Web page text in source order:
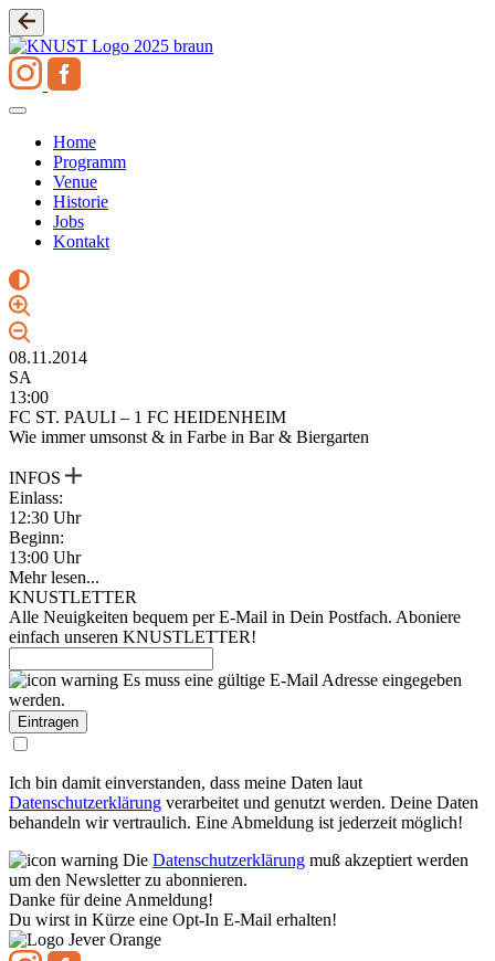
Zum
Inhalt
springen
Home
Programm
Venue
Historie
Jobs
Kontakt
08.11.2014
SA
13:00
FC ST. PAULI – 1 FC HEIDENHEIM
Wie immer umsonst & in Farbe in Bar & Biergarten
INFOS
Einlass:
12:30 Uhr
Beginn:
13:00 Uhr
Mehr lesen...
KNUSTLETTER
Alle Neuigkeiten bequem per E-Mail in Dein Postfach. Aboniere
einfach unseren KNUSTLETTER!
Es muss eine gültige E-Mail Adresse eingegeben
werden.
Ich bin damit einverstanden, dass meine Daten laut
Datenschutzerklärung verarbeitet und genutzt werden. Deine Daten
behandeln wir vertraulich. Eine Abmeldung ist jederzeit möglich!
Die Datenschutzerklärung muß akzeptiert werden
um den Newsletter zu abonnieren.
Danke für deine Anmeldung!
Du wirst in Kürze eine Opt-In E-Mail erhalten!